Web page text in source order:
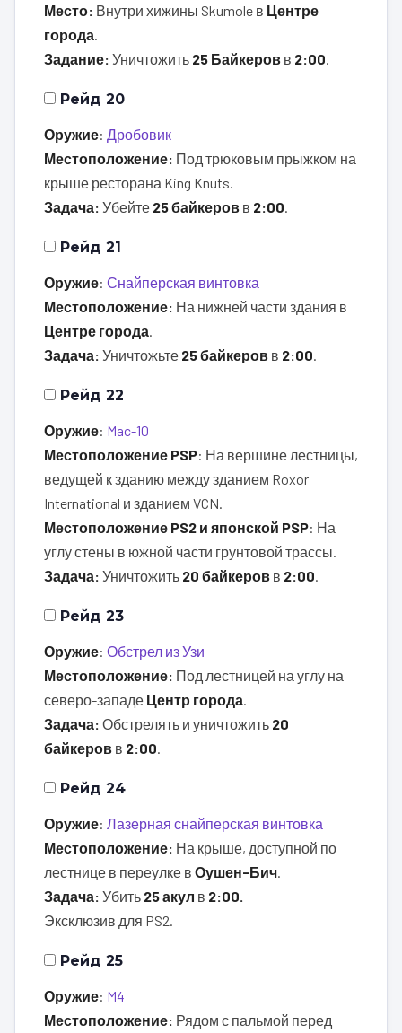
Место: Внутри хижины Skumole в Центре
города
Задание: Уничтожить 25 Байкеров в 2:00
Рейд 20
Оружие: Дробовик
Местоположение: Под трюковым прыжком на
крыше ресторана King Knuts.
Задача: Убейте 25 байкеров в 2:00
Рейд 21
Оружие: Снайперская винтовка
Местоположение: На нижней части здания в
Центре города
Задача: Уничтожьте 25 байкеров в 2:00
Рейд 22
Оружие: Mac-10
Местоположение PSP: На вершине лестницы,
ведущей к зданию между зданием Roxor
International и зданием VCN.
Местоположение PS2 и японской PSP: На
углу стены в южной части грунтовой трассы.
Задача: Уничтожить 20 байкеров в 2:00
Рейд 23
Оружие: Обстрел из Узи
Местоположение: Под лестницей на углу на
северо-западе Центр города
Задача: Обстрелять и уничтожить 20
байкеров в 2:00
Рейд 24
Оружие: Лазерная снайперская винтовка
Местоположение: На крыше, доступной по
лестнице в переулке в Оушен-Бич
Задача: Убить 25 акул в 2:00.
Эксклюзив для PS2.
Рейд 25
Оружие: M4
Местоположение: Рядом с пальмой перед